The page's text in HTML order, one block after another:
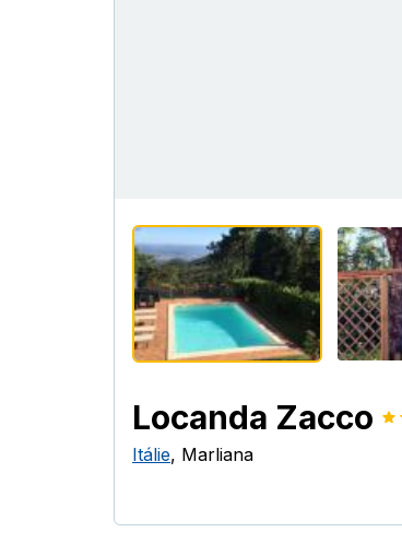
Locanda Zacco
Itálie, Marliana